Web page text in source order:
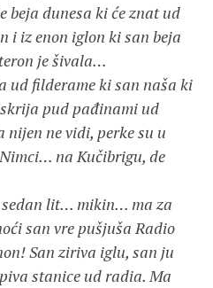
beja dunesa ki će znat ud
iz enon iglon ki san beja
je šivala…
ud filderame ki san naša ki
skrija pud pađinami ud
ne vidi, perke su u
na Kučibrigu, de
sedan lit… mikin… ma za
san vre pušjuša Radio
San ziriva iglu, san ju
stanice ud radia. Ma